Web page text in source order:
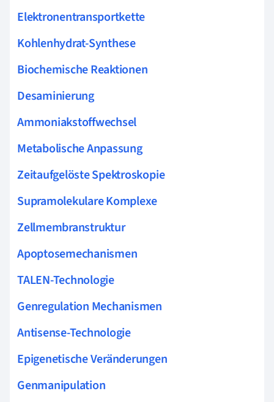
Elektronentransportkette
Kohlenhydrat-Synthese
Biochemische Reaktionen
Desaminierung
Ammoniakstoffwechsel
Metabolische Anpassung
Zeitaufgelöste Spektroskopie
Supramolekulare Komplexe
Zellmembranstruktur
Apoptosemechanismen
TALEN-Technologie
Genregulation Mechanismen
Antisense-Technologie
Epigenetische Veränderungen
Genmanipulation